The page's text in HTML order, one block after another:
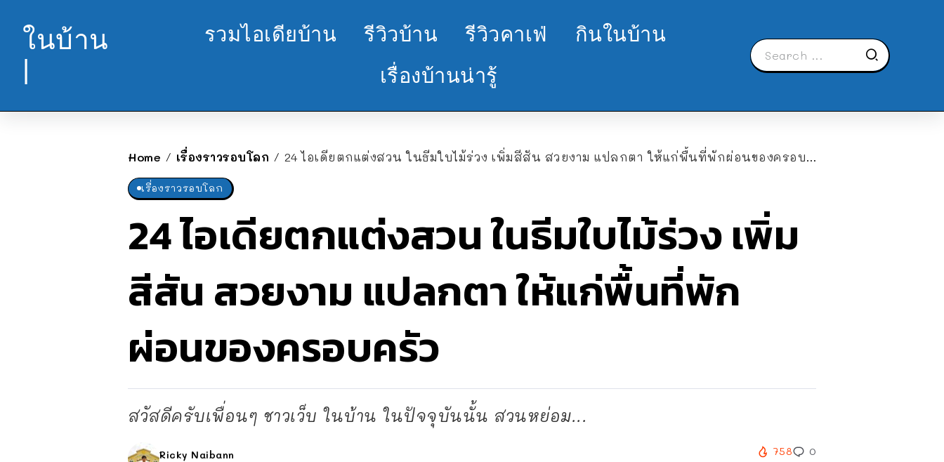
ในบ้าน
|
รวมไอเดียบ้าน รีวิวบ้าน รีวิวคาเฟ่
กินในบ้าน
เรื่องบ้านน่ารู้
Home / เรื่องราวรอบโลก / 24 ไอเดียตกแต่งสวน ในธีมใบไม้ร่วง เพิ่มสีสัน สวยงาม แปลกตา ให้แก่พื้นที่พักผ่อนของครอบครัว
เรื่องราวรอบโลก
24 ไอเดียตกแต่งสวน ในธีมใบไม้ร่วง เพิ่ม
สีสัน สวยงาม แปลกตา ให้แก่พื้นที่พัก
ผ่อนของครอบครัว
สวัสดีครับเพื่อนๆ ชาวเว็บ ในบ้าน ในปัจจุบันนั้น สวนหย่อม...
Ricky Naibann 758 0